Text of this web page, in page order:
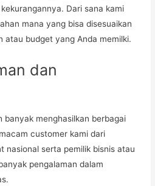
Dari sana kami
mana yang bisa disesuaikan
atau budget yang Anda memilki.
dan
banyak menghasilkan berbagai
customer kami dari
nasional serta pemilik bisnis atau
pengalaman dalam